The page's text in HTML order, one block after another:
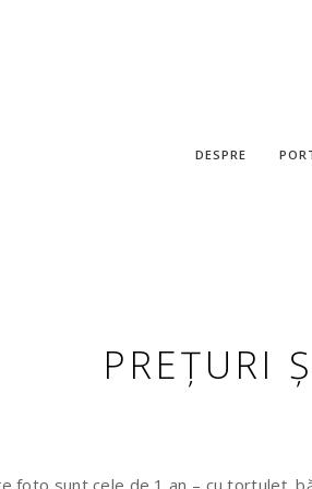
DESPRE
PREȚURI
foto sunt cele de 1 an – cu tortuleț,